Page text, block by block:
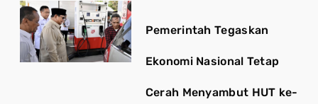
Pemerintah Tegaskan
Ekonomi Nasional Tetap
Cerah Menyambut HUT ke-